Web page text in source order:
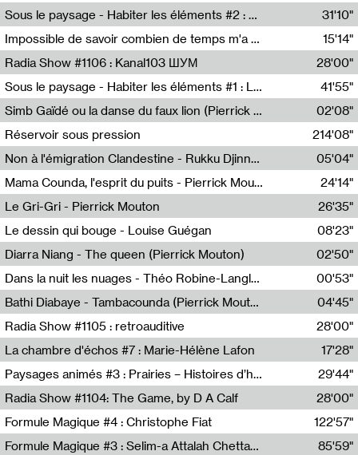
Radio Helsinki
Sous le paysage - Habiter les éléments #2 : Vers le tournant élémentaire
Nastassja Martin
31'10"
Impossible de savoir combien de temps m'a échappé
Mélanie Blaison,Mateo Cuin
15'14"
Radia Show #1106 : Kanal103 ШУМ
Kanal103
28'00"
Sous le paysage - Habiter les éléments #1 : Les éléments et les débordements du vivant
Nastassja Martin
41'55"
Simb Gaïdé ou la danse du faux lion (Pierrick Mouton)
Pierrick Mouton,Simb Gaïdé
02'08"
Réservoir sous pression
214'08"
Non à l'émigration Clandestine - Rukku Djinne Squad (Eden Tinto Collins)
Eden Tinto Collins,Rukku Djinne
05'04"
Mama Counda, l'esprit du puits - Pierrick Mouton
Pierrick Mouton
24'14"
Le Gri-Gri - Pierrick Mouton
Pierrick Mouton
26'35"
Le dessin qui bouge - Louise Guégan
Louise Guégan
08'23"
Diarra Niang - The queen (Pierrick Mouton)
Pierrick Mouton,Diarra Niang
02'50"
Dans la nuit les nuages - Théo Robine-Langlois
Théo Robine-Langlois,LD Beat
00'53"
Bathi Diabaye - Tambacounda (Pierrick Mouton)
Pierrick Mouton,Bathi Diabaye
04'45"
Radia Show #1105 : retroauditive
Soundart Radio
28'00"
La chambre d'échos #7 : Marie-Hélène Lafon
Revue Les Chambres,Marie-Hélène Lafon
17'28"
Paysages animés #3 : Prairies – Histoires d’herbes et d’humains
Anne Simon
29'44"
Radia Show #1104: The Game, by D A Calf
Radio One NZ
28'00"
Formule Magique #4 : Christophe Fiat
Nathalie Lacroix
122'57"
Formule Magique #3 : Selim-a Attalah Chettaoui
85'59"